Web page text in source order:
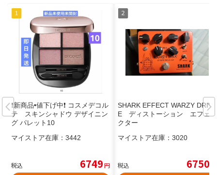
❗️新商品•値下げ中❗️ コスメデコル
テ スキンシャドウ デザイニン
グ パレット10
マイストア在庫： 3442
税込 6749円
SHARK EFFECT WARZY DRIV
E ディストーション エフェ
クター
マイストア在庫： 3020
税込 6750